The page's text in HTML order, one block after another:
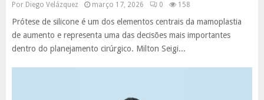
Por Diego Velázquez março 17, 2026 0 158
Prótese de silicone é um dos elementos centrais da mamoplastia
de aumento e representa uma das decisões mais importantes
dentro do planejamento cirúrgico. Milton Seigi...